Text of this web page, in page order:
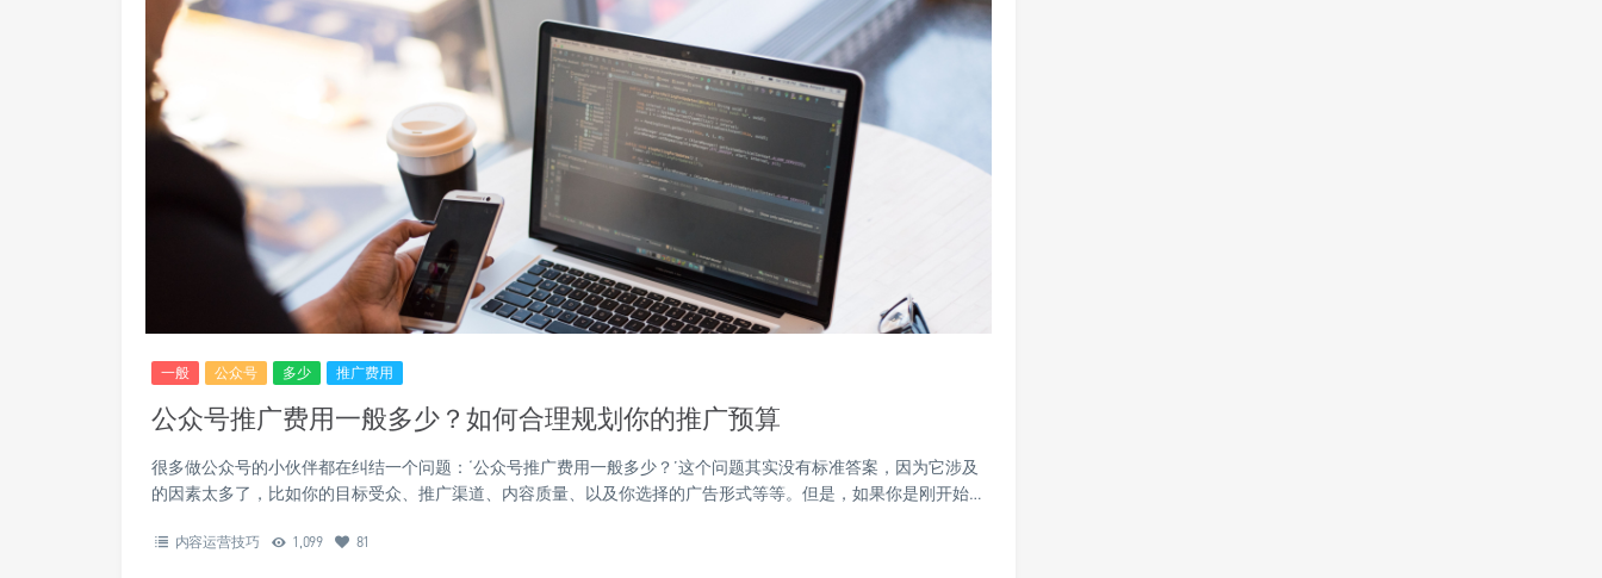
一般 公众号 多少 推广费用
公众号推广费用一般多少？如何合理规划你的推广预算
很多做公众号的小伙伴都在纠结一个问题：‘公众号推广费用一般多少？’这个问题其实没有标准答案，因为它涉及
的因素太多了，比如你的目标受众、推广渠道、内容质量、以及你选择的广告形式等等。但是，如果你是刚开始…
内容运营技巧 1,099 81